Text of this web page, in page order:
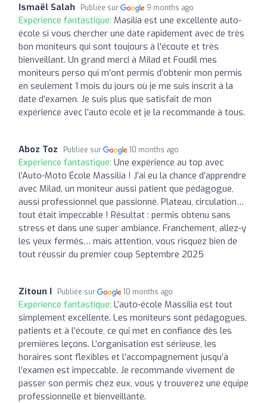
Ismaël Salah Publiée sur 9 months ago
Expérience fantastique: Masilia est une excellente auto-
école si vous chercher une date rapidement avec de très
bon moniteurs qui sont toujours à l’écoute et très
bienveillant. Un grand merci à Milad et Foudil mes
moniteurs perso qui m’ont permis d’obtenir mon permis
en seulement 1 mois du jours où je me suis inscrit à la
date d’examen. Je suis plus que satisfait de mon
expérience avec l’auto école et je la recommande à tous.
Aboz Toz Publiée sur 10 months ago
Expérience fantastique: Une expérience au top avec
l’Auto-Moto École Massilia ! J’ai eu la chance d’apprendre
avec Milad, un moniteur aussi patient que pédagogue,
aussi professionnel que passionné. Plateau, circulation…
tout était impeccable ! Résultat : permis obtenu sans
stress et dans une super ambiance. Franchement, allez-y
les yeux fermés… mais attention, vous risquez bien de
tout réussir du premier coup Septembre 2025
Zitoun I Publiée sur 10 months ago
Expérience fantastique: L’auto-école Massilia est tout
simplement excellente. Les moniteurs sont pédagogues,
patients et à l’écoute, ce qui met en confiance dès les
premières leçons. L’organisation est sérieuse, les
horaires sont flexibles et l’accompagnement jusqu’à
l’examen est impeccable. Je recommande vivement de
passer son permis chez eux, vous y trouverez une équipe
professionnelle et bienveillante.